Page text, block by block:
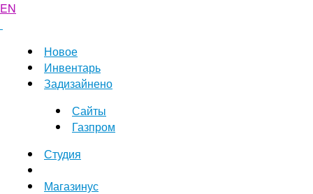
EN
Новое
Инвентарь
Задизайнено
Сайты
Газпром
Студия
Магазинус